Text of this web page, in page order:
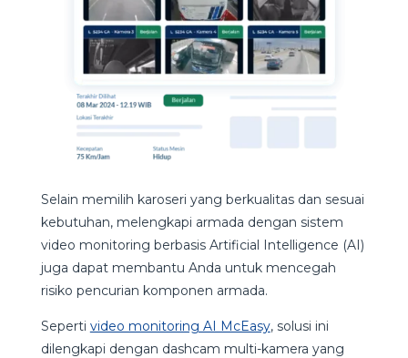
Selain memilih karoseri yang berkualitas dan sesuai
kebutuhan, melengkapi armada dengan sistem
video monitoring berbasis Artificial Intelligence (AI)
juga dapat membantu Anda untuk mencegah
risiko pencurian komponen armada.
Seperti video monitoring AI McEasy, solusi ini
dilengkapi dengan dashcam multi-kamera yang